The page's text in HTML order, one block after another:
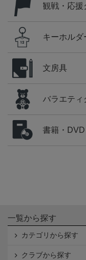
観戦・応援
キーホルダ
文房具
バラエティ
書籍・
一覧から探す
カテゴリから探す
クラブから探す